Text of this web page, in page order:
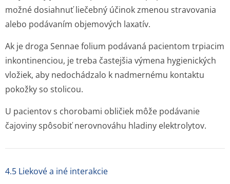
možné dosiahnuť liečebný účinok zmenou stravovania
alebo podávaním objemových laxatív.
Ak je droga Sennae folium podávaná pacientom trpiacim
inkontinenciou, je treba častejšia výmena hygienických
vložiek, aby nedochádzalo k nadmernému kontaktu
pokožky so stolicou.
U pacientov s chorobami obličiek môže podávanie
čajoviny spôsobiť nerovnováhu hladiny elektrolytov.
4.5 Liekové a iné interakcie